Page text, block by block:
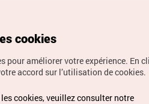
du Tourisme en Corée.
cookies
pour améliorer votre expérience. En
accord sur l’utilisation de cookies.
cookies, veuillez consulter notre